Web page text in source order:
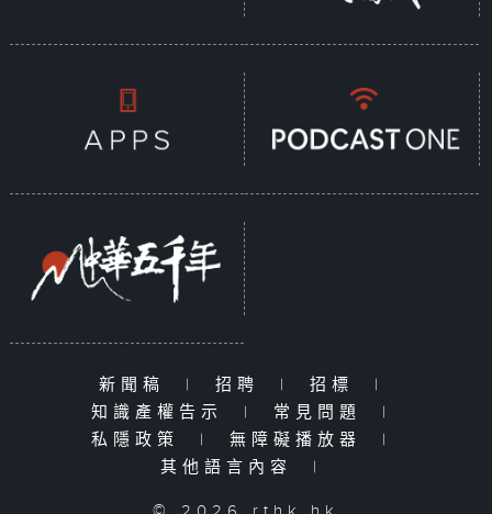
新聞稿 | 招聘 | 招標
|
知識產權告示
| 常見問題
|
私隱政策
| 無障礙播放器
|
其他語言內容
|